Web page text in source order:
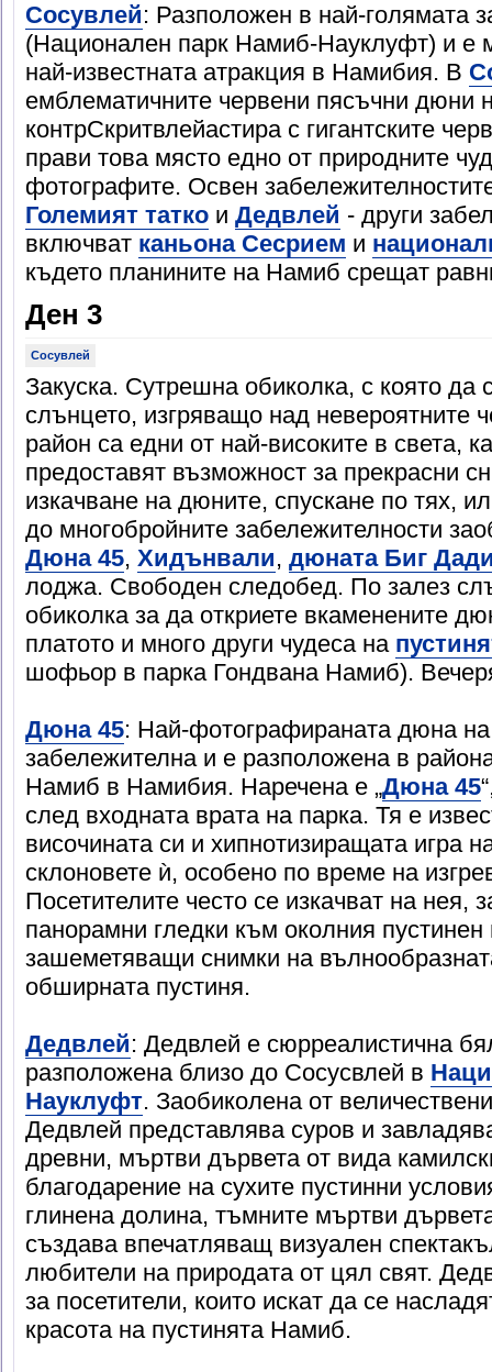
Сосувлей: Разположен в най-голямата
(Национален парк Намиб-Науклуфт) и е
най-известната атракция в Намибия. В
емблематичните червени пясъчни дюни
контрСкритвлейастира с гигантските
прави това място едно от природните
фотографите. Освен
Големият татко и Дедвлей - други
включват каньона Сесрием и
където планините на Намиб срещат
Ден 3
Сосувлей
Закуска. Сутрешна обиколка, с която да
слънцето, изгряващо над невероятните
район са едни от най-високите в света,
предоставят възможност за прекрасни
изкачване на дюните, спускане по тях,
до многобройните забележителности
Дюна 45, Хидънвали, дюната Биг
лоджа. Свободен следобед. По залез
обиколка за да откриете вкаменените
платото и много други чудеса на
шофьор в парка Гондвана Намиб).
Дюна 45: Най-фотографираната дюна
забележителна и е разположена в
Намиб в Намибия. Наречена е „Дюна 45
след входната врата на парка. Тя е
височината си и хипнотизиращата игра
склоновете ѝ, особено по време на
Посетителите често се изкачват на нея,
панорамни гледки към околния
зашеметяващи снимки на
обширната пустиня.
Дедвлей: Дедвлей е сюрреалистична
разположена близо до Сосусвлей в
Науклуфт. Заобиколена от
Дедвлей представлява суров и
древни, мъртви дървета от вида
благодарение на сухите пустинни
глинена долина, тъмните мъртви
създава впечатляващ визуален
любители на природата от цял свят.
за посетители, които искат да се
красота на пустинята Намиб.